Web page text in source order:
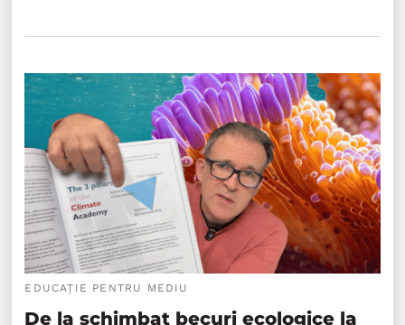
EDUCAȚIE PENTRU MEDIU
De la schimbat becuri ecologice la